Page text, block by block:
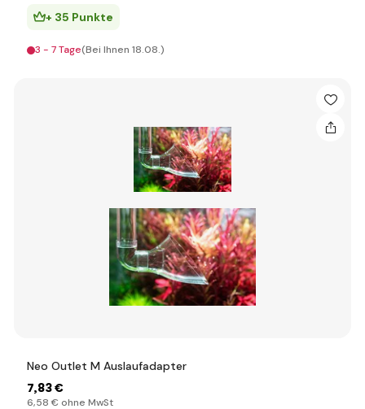
+ 35 Punkte
3 - 7 Tage(Bei Ihnen 18.08.)
Neo Outlet M Auslaufadapter
7,83 €
6,58 € ohne MwSt